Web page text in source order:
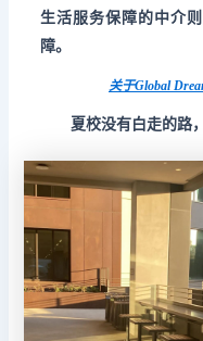
生活服务保障的中介
障。
关于Global
夏校没有白走的路